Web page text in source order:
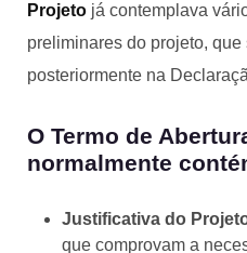
Projeto já contemplava
preliminares do projeto,
posteriormente na
O Termo de
normalmente
Justificativa do
que comprovam a